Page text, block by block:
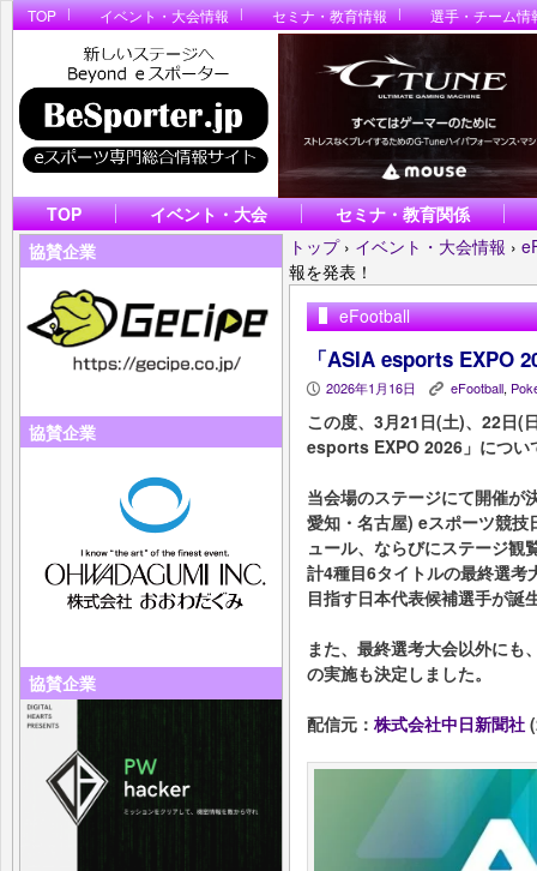
TOP イベント・大会情報 セミナ・教育情報 選手・チーム情
TOP イベント・大会
セミナ・教育関係
協賛企業
協賛企業
協賛企業
トップ › イベント・大会情報 ›
報を発表！
eFootball
「ASIA esports EXPO
P 2026年1月16日 K eFootball,
この度、3月21日(土)、22日
esports EXPO 2026」につい
当会場のステージにて開催が
愛知・名古屋) eスポーツ競
ュール、ならびにステージ観
計4種目6タイトルの最終選考
目指す日本代表候補選手が誕
また、最終選考大会以外にも
の実施も決定しました。
配信元： 株式会社中日新聞社